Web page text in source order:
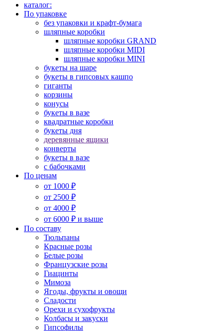
каталог:
По упаковке
без упаковки и крафт-бумага
шляпные коробки
шляпные коробки GRAND
шляпные коробки MIDI
шляпные коробки MINI
букеты на шаре
букеты в гипсовых кашпо
гиганты
корзины
конусы
букеты в вазе
квадратные коробки
букеты дня
деревянные ящики
конверты
букеты в вазе
с бабочками
По ценам
от 1000 ₽
от 2500 ₽
от 4000 ₽
от 6000 ₽ и выше
По составу
Тюльпаны
Красные розы
Белые розы
Французские розы
Гиацинты
Мимоза
Ягоды, фрукты и овощи
Сладости
Орехи и сухофрукты
Колбасы и закуски
Гипсофилы